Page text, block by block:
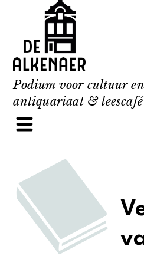
content
Podium voor cultuur
antiquariaat & leescafé